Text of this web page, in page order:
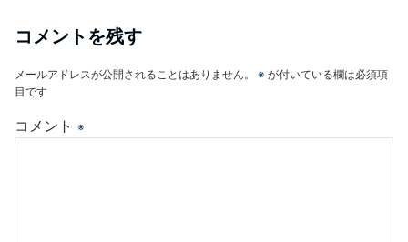
コメントを残す
メールアドレスが公開されることはありません。 ※ が付いている欄は必須項
目です
コメント ※